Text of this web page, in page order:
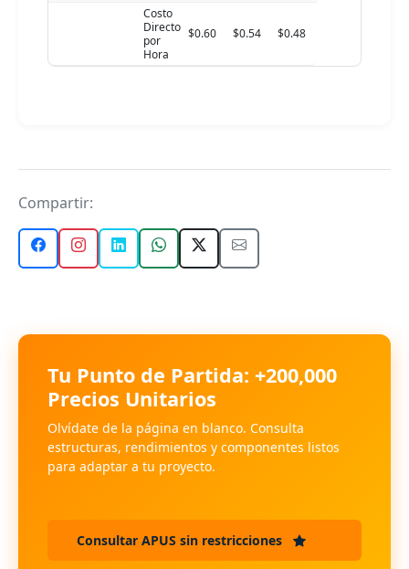
Costo
Directo
por
Hora
$0.60 $0.54 $0.48
Compartir:
Tu Punto de Partida: +200,000
Precios Unitarios
Olvídate de la página en blanco. Consulta
estructuras, rendimientos y componentes listos
para adaptar a tu proyecto.
Consultar APUS sin restricciones